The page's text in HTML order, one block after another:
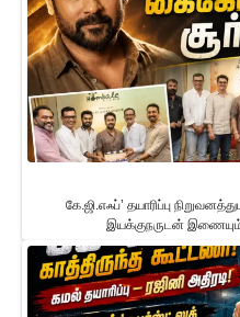
கே.ஜி.எஃப்’ தயாரிப்பு
இயக்குநருடன் இணையும்